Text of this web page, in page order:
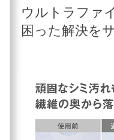
ウルトラファ
困った解決を